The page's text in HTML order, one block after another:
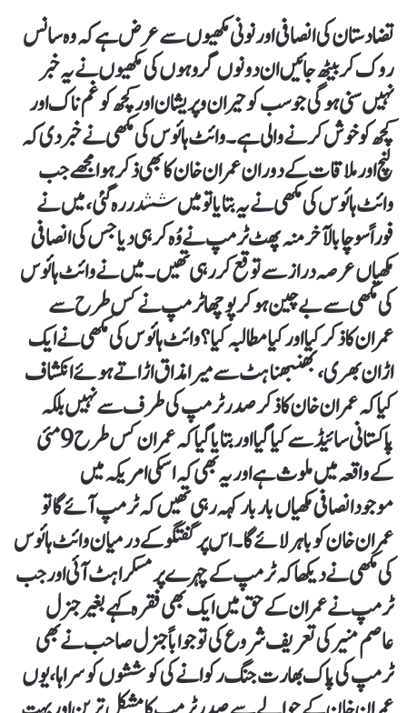
تضادستان کی انصافی اور نونی مکھیوں سے عرض ہے کہ وہ سانس
روک کر بیٹھ جائیں ان دونوں گروہوں کی مکھیوں نے یہ خبر
نہیں سنی ہوگی جو سب کو حیران وپریشان اور کچھ کو غم ناک اور
کچھ کو خوش کرنے والی ہے۔ وائٹ ہائوس کی مکھی نے خبر دی کہ
لنچ اور ملاقات کے دوران عمران خان کا بھی ذکر ہوا مجھے جب
وائٹ ہائوس کی مکھی نے یہ بتایا تو میں ششدر رہ گئی، میں نے
فوراً سوچا بالآخر منہ پھٹ ٹرمپ نے وُہ کر ہی دیا جس کی انصافی
مکھیاں عرصہ دراز سے توقع کر رہی تھیں ۔میں نے وائٹ ہائوس
کی مکھی سے بے چین ہو کر پوچھا ٹرمپ نے کس طرح سے
عمران کا ذکر کیا اور کیا مطالبہ کیا؟ وائٹ ہائوس کی مکھی نے ایک
اڑان بھری، بھنبھناہٹ سے میرا مذاق اڑاتے ہوئے انکشاف
کیا کہ عمران خان کا ذکر صدر ٹرمپ کی طرف سے نہیں بلکہ
پاکستانی سائیڈ سے کیا گیا اور بتایا گیا کہ عمران کس طرح 9 مئی
کے واقعہ میں ملوث ہے اوریہ بھی کہ اسکی امریکہ میں
موجودانصافی مکھیاں بار بار کہہ رہی تھیں کہ ٹرمپ آئے گا تو
عمران خان کو باہر لائے گا ۔اس پر گفتگو کے درمیان وائٹ ہائوس
کی مکھی نے دیکھا کہ ٹرمپ کے چہرے پر مسکراہٹ آئی اور جب
ٹرمپ نے عمران کے حق میں ایک بھی فقرہ کہے بغیر جنرل
عاصم منیر کی تعریف شروع کی تو جواباً جنرل صاحب نے بھی
ٹرمپ کی پاک بھارت جنگ رکوانے کی کوششوں کو سراہا، یوں